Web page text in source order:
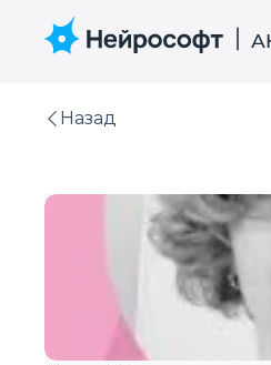
Назад